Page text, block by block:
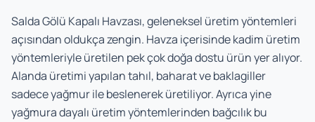
Salda Gölü Kapalı Havzası, geleneksel üretim yöntemleri
açısından oldukça zengin. Havza içerisinde kadim üretim
yöntemleriyle üretilen pek çok doğa dostu ürün yer alıyor.
Alanda üretimi yapılan tahıl, baharat ve baklagiller
sadece yağmur ile beslenerek üretiliyor. Ayrıca yine
yağmura dayalı üretim yöntemlerinden bağcılık bu